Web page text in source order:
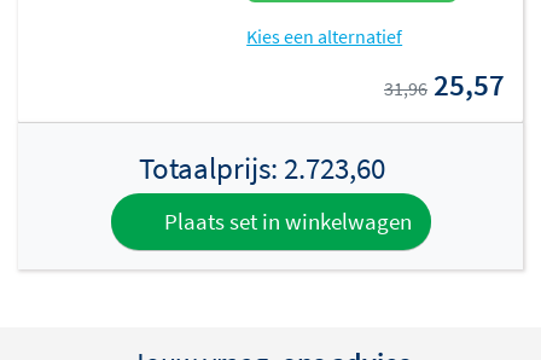
Kies een alternatief
31,96 25,57
Totaalprijs: 2.723,60
Plaats set in winkelwagen